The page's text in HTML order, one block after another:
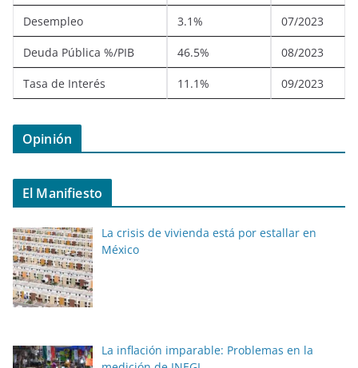
Desempleo 3.1% 07/2023
Deuda Pública %/PIB 46.5% 08/2023
Tasa de Interés 11.1% 09/2023
Opinión
El Manifiesto
La crisis de vivienda está por estallar en
México
La inflación imparable: Problemas en la